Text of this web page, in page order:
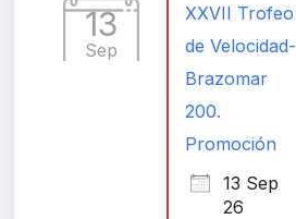
13
Sep
XXVII Trofeo
de Velocidad-
Brazomar
200.
Promoción
13 Sep
26